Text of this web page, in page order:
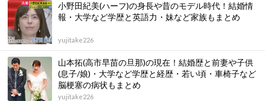
小野田紀美(ハーフ)の身長や昔のモデル時代！結婚情
報・大学など学歴と英語力・妹など家族もまとめ
yujitake226
山本拓(高市早苗の旦那)の現在！結婚歴と前妻や子供
(息子/娘)・大学など学歴と経歴・若い頃・車椅子など
脳梗塞の病状もまとめ
yujitake226